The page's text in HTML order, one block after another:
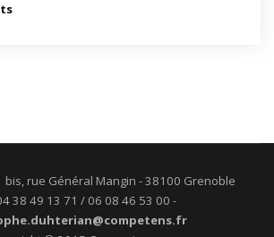
bis, rue Général Mangin - 38100 Grenoble
38 49 13 71 / 06 08 46 53 00 -